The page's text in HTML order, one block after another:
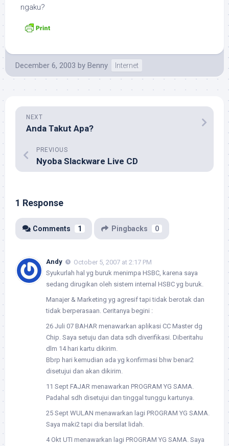
ngaku?
December 6, 2003 by Benny Internet
NEXT
Anda Takut Apa?
PREVIOUS
Nyoba Slackware Live CD
1 Response
Comments 1 Pingbacks 0
Andy
October 5, 2007 at 2:17 PM
Syukurlah hal yg buruk menimpa HSBC, karena saya
sedang dirugikan oleh sistem internal HSBC yg buruk.
Manajer & Marketing yg agresif tapi tidak berotak dan
tidak berperasaan. Ceritanya begini :
26 Juli 07 BAHAR menawarkan aplikasi CC Master dg
Chip. Saya setuju dan data sdh diverifikasi. Diberitahu
dlm 14 hari kartu dikirim.
Bbrp hari kemudian ada yg konfirmasi bhw benar2
disetujui dan akan dikirim.
11 Sept FAJAR menawarkan PROGRAM YG SAMA.
Padahal sdh disetujui dan tinggal tunggu kartunya.
25 Sept WULAN menawarkan lagi PROGRAM YG SAMA.
Saya maki2 tapi dia bersilat lidah.
4 Okt UTI menawarkan lagi PROGRAM YG SAMA. Saya